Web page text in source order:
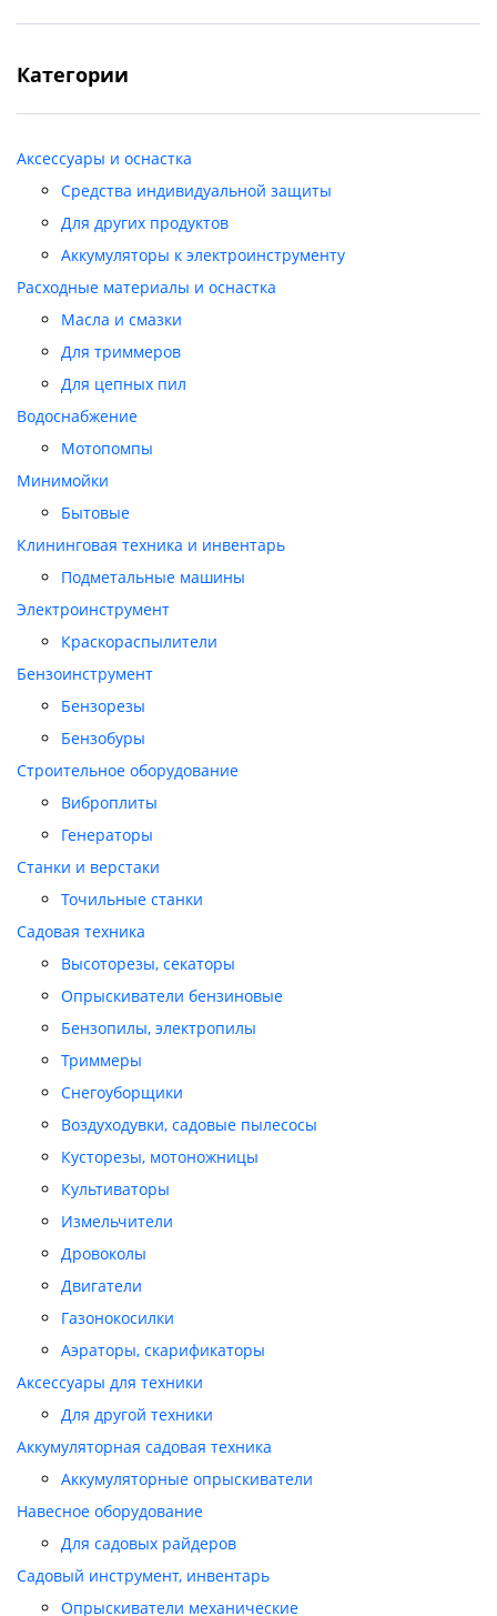
Категории
Аксессуары и оснастка
Средства индивидуальной защиты
Для других продуктов
Аккумуляторы к электроинструменту
Расходные материалы и оснастка
Масла и смазки
Для триммеров
Для цепных пил
Водоснабжение
Мотопомпы
Минимойки
Бытовые
Клининговая техника и инвентарь
Подметальные машины
Электроинструмент
Краскораспылители
Бензоинструмент
Бензорезы
Бензобуры
Строительное оборудование
Виброплиты
Генераторы
Станки и верстаки
Точильные станки
Садовая техника
Высоторезы, секаторы
Опрыскиватели бензиновые
Бензопилы, электропилы
Триммеры
Снегоуборщики
Воздуходувки, садовые пылесосы
Кусторезы, мотоножницы
Культиваторы
Измельчители
Дровоколы
Двигатели
Газонокосилки
Аэраторы, скарификаторы
Аксессуары для техники
Для другой техники
Аккумуляторная садовая техника
Аккумуляторные опрыскиватели
Навесное оборудование
Для садовых райдеров
Садовый инструмент, инвентарь
Опрыскиватели механические